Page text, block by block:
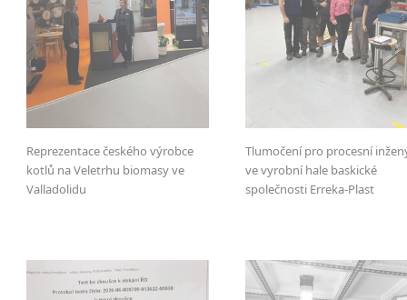
Reprezentace českého výrobce
kotlů na Veletrhu biomasy ve
Valladolidu
Tlumočení pro procesní
ve vyrobní hale baskické
společnosti Erreka-Plast